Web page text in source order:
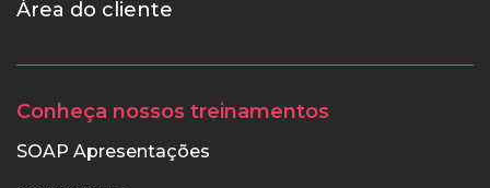
Área do cliente
Conheça nossos treinamentos
SOAP Apresentações